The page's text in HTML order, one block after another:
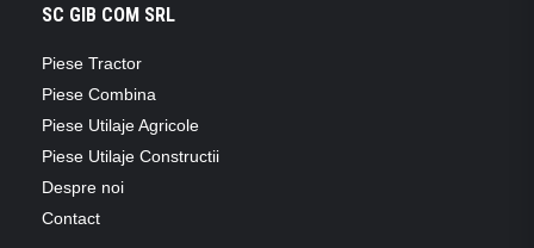
SC GIB COM SRL
Piese Tractor
Piese Combina
Piese Utilaje Agricole
Piese Utilaje Constructii
Despre noi
Contact